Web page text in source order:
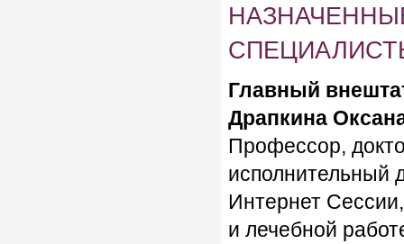
Главный
Драпкина
Профессор,
исполнительный
Интернет
и лечебной